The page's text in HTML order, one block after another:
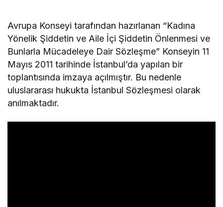
Avrupa Konseyi tarafından hazırlanan “Kadına
Yönelik Şiddetin ve Aile İçi Şiddetin Önlenmesi ve
Bunlarla Mücadeleye Dair Sözleşme” Konseyin 11
Mayıs 2011 tarihinde İstanbul’da yapılan bir
toplantısında imzaya açılmıştır. Bu nedenle
uluslararası hukukta İstanbul Sözleşmesi olarak
anılmaktadır.